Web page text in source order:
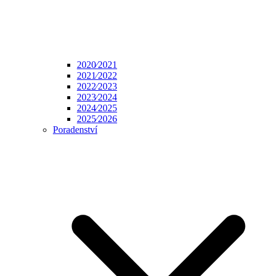
2020⁄2021
2021⁄2022
2022⁄2023
2023⁄2024
2024⁄2025
2025⁄2026
Poradenství